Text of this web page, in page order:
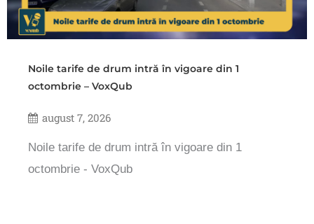
Noile tarife de drum intră în vigoare din 1
octombrie – VoxQub
august 7, 2026
Noile tarife de drum intră în vigoare din 1
octombrie - VoxQub